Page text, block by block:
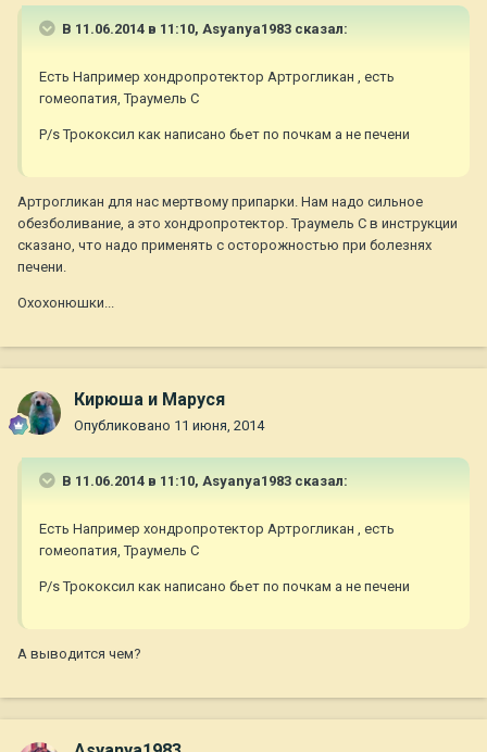
В 11.06.2014 в 11:10, Asyanya1983 сказал:
Есть Например хондропротектор Артрогликан , есть
гомеопатия, Траумель С
P/s Трококсил как написано бьет по почкам а не печени
Артрогликан для нас мертвому припарки. Нам надо сильное
обезболивание, а это хондропротектор. Траумель С в инструкции
сказано, что надо применять с осторожностью при болезнях
печени.
Охохонюшки...
Кирюша и Маруся
Опубликовано 11 июня, 2014
В 11.06.2014 в 11:10, Asyanya1983 сказал:
Есть Например хондропротектор Артрогликан , есть
гомеопатия, Траумель С
P/s Трококсил как написано бьет по почкам а не печени
А выводится чем?